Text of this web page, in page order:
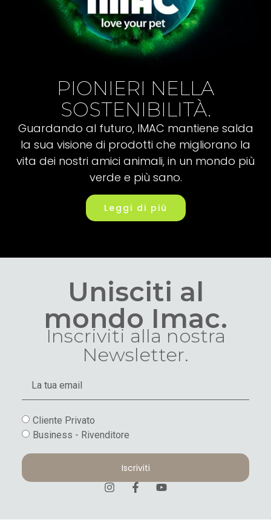
PIONIERI NELLA
SOSTENIBILITÀ.
Guardando al futuro, IMAC mantiene salda
la sua visione di prodotti che migliorano la
vita dei nostri amici animali, in un mondo più
verde e più sano.
Leggi di più
Unisciti al
mondo Imac.
Inscriviti alla nostra
Newsletter.
Cliente Privato
Business - Rivenditore
Iscriviti